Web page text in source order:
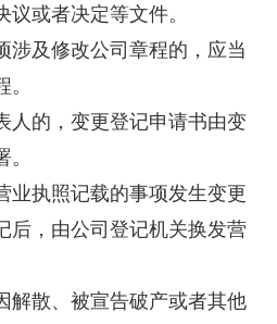
或者决定等文件。
及修改公司章程的，应当
的，变更登记申请书由变
执照记载的事项发生变更
后，由公司登记机关换发营
散、被宣告破产或者其他